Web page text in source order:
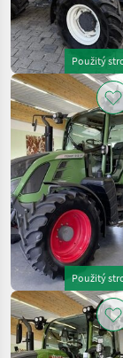
Použitý
Použitý